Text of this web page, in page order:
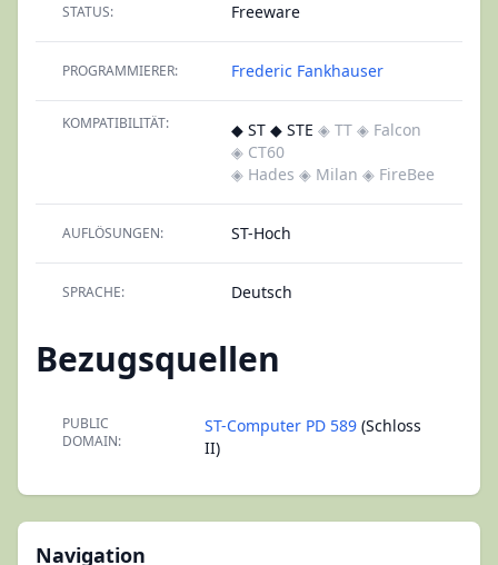
Navigation
STATUS: Freeware
PROGRAMMIERER: Frederic Fankhauser
KOMPATIBILITÄT: ◆ ST ◆ STE ◈ TT ◈ Falcon
◈ CT60
◈ Hades ◈ Milan ◈ FireBee
AUFLÖSUNGEN: ST-Hoch
SPRACHE: Deutsch
Bezugsquellen
PUBLIC
DOMAIN:
ST-Computer PD 589 (Schloss
II)